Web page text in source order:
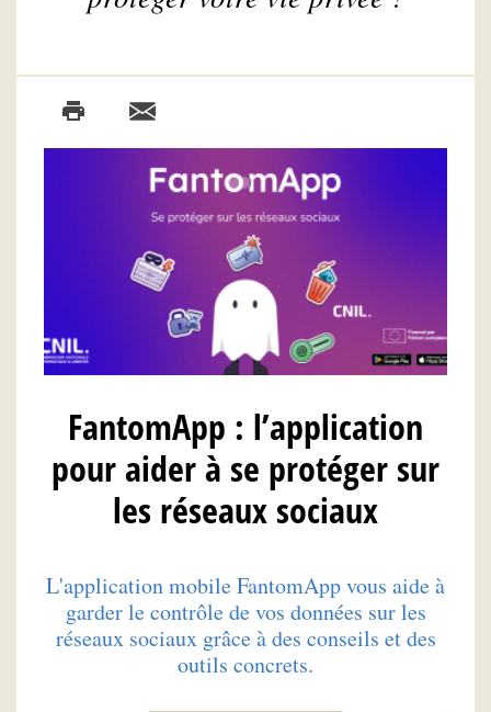
FantomApp : l’application
pour aider à se protéger sur
les réseaux sociaux
L'application mobile FantomApp vous aide à
garder le contrôle de vos données sur les
réseaux sociaux grâce à des conseils et des
outils concrets.